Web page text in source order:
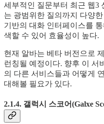
세부적인 질문부터 최근 웹3
는 광범위한 질의까지 다양
기반의 대화 인터페이스를
색할 수 있어 효율성이 높다.
현재 알바는 베타 버전으로
런칭될 예정이다. 향후 이 서
의 다른 서비스들과 어떻게
대해볼 필요가 있다.
2.1.4. 갤럭시 스코어(Galxe